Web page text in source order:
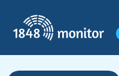
Hoofdmenu